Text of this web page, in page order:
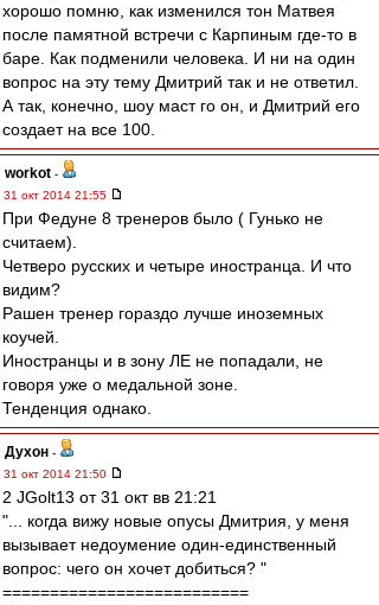
хорошо помню, как изменился тон Матвея
после памятной встречи с Карпиным где-то в
баре. Как подменили человека. И ни на один
вопрос на эту тему Дмитрий так и не ответил.
А так, конечно, шоу маст го он, и Дмитрий его
создает на все 100.
workоt -
31 окт 2014 21:55
При Федуне 8 тренеров было ( Гунько не
считаем).
Четверо русских и четыре иностранца. И что
видим?
Рашен тренер гораздо лучше иноземных
коучей.
Иностранцы и в зону ЛЕ не попадали, не
говоря уже о медальной зоне.
Тенденция однако.
Духон -
31 окт 2014 21:50
2 JGolt13 от 31 окт вв 21:21
"... когда вижу новые опусы Дмитрия, у меня
вызывает недоумение один-единственный
вопрос: чего он хочет добиться? "
==========================